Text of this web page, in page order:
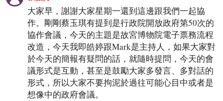
大家早，謝謝大家星期一還到這邊跟我們一起協
作。剛剛蔡玉琪有提到是行政院開放政府第50次的
協作會議，今天的主題是故宮博物院電子票務流程
改造，今天我即皓婷跟Mark是主持人，如果大家對
於今天的簡報有疑問的話，就隨時提問，今天的會
議形式是互動，甚至是鼓勵大家多發言、多對話的
形式，所以大家不要拘泥於過往可能心目中或者是
想像中的政府會議。